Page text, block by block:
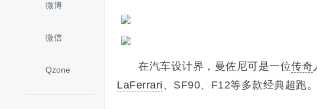
微博
微信
Qzone 在汽车设计界，曼佐尼可是一位传奇
LaFerrari 、SF90、F12等多款经典超跑。